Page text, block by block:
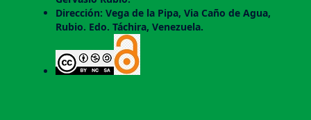
Dirección: Vega de la Pipa, Via Caño de Agua,
Rubio. Edo. Táchira, Venezuela.